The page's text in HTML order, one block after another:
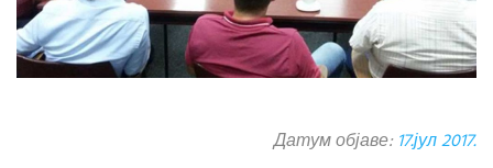
Датум објаве:17.јул 2017.